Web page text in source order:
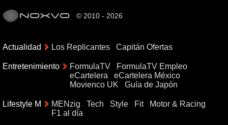
© 2010 - 2026
Actualidad Los Replicantes Capitán Ofertas
Entretenimiento FormulaTV
FormulaTV Empleo
eCartelera
eCartelera México
Movienco UK
Guía de Japón
Lifestyle M MENzig Tech Style Fit
Motor & Racing
F1 al día